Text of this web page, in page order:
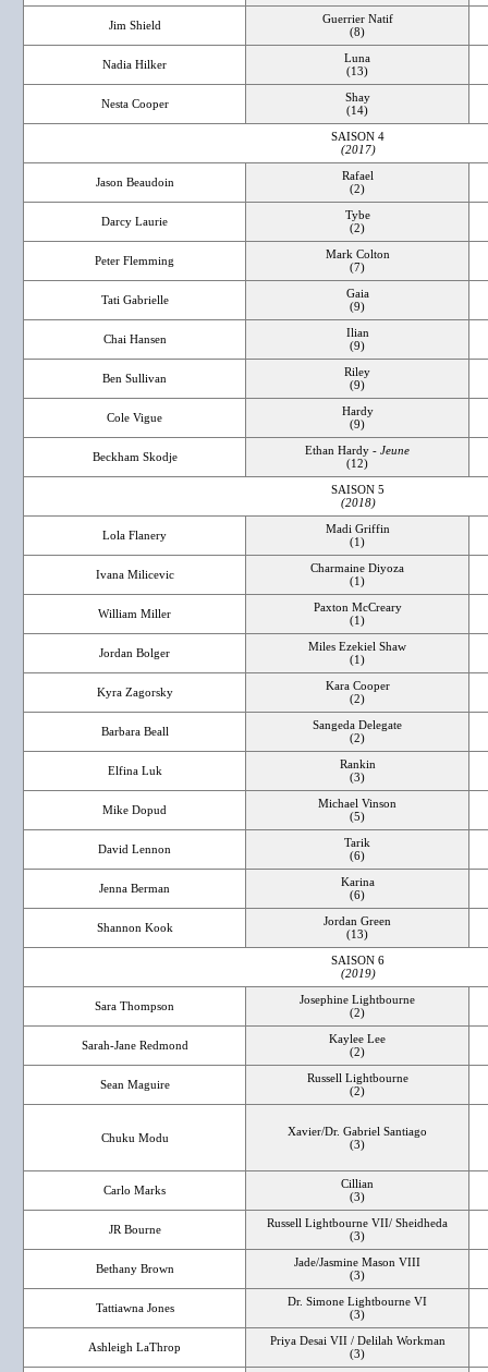
Jim Shield
Guerrier Natif
(8)
Nadia Hilker
Luna
(13)
Nesta Cooper
Shay
(14)
SAISON 4
(2017)
Jason Beaudoin
Rafael
(2)
Darcy Laurie
Tybe
(2)
Peter Flemming
Mark Colton
(7)
Tati Gabrielle
Gaia
(9)
Chai Hansen
Ilian
(9)
Ben Sullivan
Riley
(9)
Cole Vigue
Hardy
(9)
Beckham Skodje Ethan Hardy - Jeune
(12)
SAISON 5
(2018)
Lola Flanery
Madi Griffin
(1)
Ivana Milicevic
Charmaine Diyoza
(1)
William Miller
Paxton McCreary
(1)
Jordan Bolger
Miles Ezekiel Shaw
(1)
Kyra Zagorsky
Kara Cooper
(2)
Barbara Beall
Sangeda Delegate
(2)
Elfina Luk
Rankin
(3)
Mike Dopud
Michael Vinson
(5)
David Lennon
Tarik
(6)
Jenna Berman
Karina
(6)
Shannon Kook
Jordan Green
(13)
SAISON 6
(2019)
Sara Thompson
Josephine Lightbourne
(2)
Sarah-Jane Redmond
Kaylee Lee
(2)
Sean Maguire
Russell Lightbourne
(2)
Chuku Modu
Xavier/Dr. Gabriel Santiago
(3)
Carlo Marks
Cillian
(3)
JR Bourne
Russell Lightbourne VII/ Sheidheda
(3)
Bethany Brown
Jade/Jasmine Mason VIII
(3)
Tattiawna Jones
Dr. Simone Lightbourne VI
(3)
Ashleigh LaThrop
Priya Desai VII / Delilah Workman
(3)